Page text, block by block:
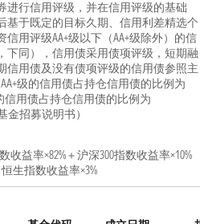
进行信用评级，并在信用评级的基础
基于既定的目标久期、信用利差精选个
用评级AA+级以下（AA+级除外）的信
下同），信用债采用债项评级，短期融
信用债及没有债项评级的信用债参照主
级的信用债占持仓信用债的比例为
信用债占持仓信用债的比例为
金招募说明书）
益率×82%＋沪深300指数收益率×10%
生指数收益率×3%